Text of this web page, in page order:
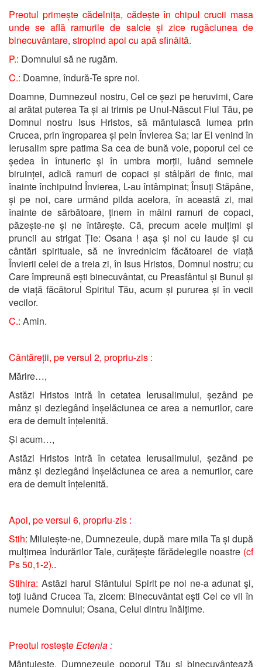
Preotul primește cădelnița, cădește în chipul crucii masa
unde se află ramurile de salcie și zice rugăciunea de
binecuvântare, stropind apoi cu apă sfinâită.
P.: Domnului să ne rugăm.
C.: Doamne, îndură-Te spre noi.
Doamne, Dumnezeul nostru, Cel ce șezi pe heruvimi, Care
ai arătat puterea Ta și ai trimis pe Unul-Născut Fiul Tău, pe
Domnul nostru Isus Hristos, să mântuiască lumea prin
Crucea, prin îngroparea și pein Învierea Sa; iar El venind în
Ierusalim spre patima Sa cea de bună voie, poporul cel ce
ședea în întuneric și în umbra morții, luând semnele
biruinței, adică ramuri de copaci și stâlpări de finic, mai
înainte închipuind Învierea, L-au întâmpinat; Însuți Stăpâne,
și pe noi, care urmând pilda acelora, în această zi, mai
înainte de sărbătoare, ținem în mâini ramuri de copaci,
păzește-ne și ne întărește. Că, precum acele mulțimi și
pruncii au strigat Ție: Osana ! așa și noi cu laude și cu
cântări spirituale, să ne învrednicim făcătoarei de viață
Învierii celei de a treia zi, în Isus Hristos, Domnul nostru; cu
Care împreună ești binecuvântat, cu Preasfântul și Bunul și
de viață făcătorul Spiritul Tău, acum și pururea și în vecii
vecilor.
C.: Amin.
Cântăreții, pe versul 2, propriu-zis :
Mărire…,
Astăzi Hristos intră în cetatea Ierusalimului, șezând pe
mânz și dezlegând înșelăciunea ce area a nemurilor, care
era de demult înțelenită.
Și acum…,
Astăzi Hristos intră în cetatea Ierusalimului, șezând pe
mânz și dezlegând înșelăciunea ce area a nemurilor, care
era de demult înțelenită.
Apoi, pe versul 6, propriu-zis :
Stih: Miluiește-ne, Dumnezeule, după mare mila Ta și după
mulțimea îndurărilor Tale, curățește fărădelegile noastre (cf
Ps 50,1-2)..
Stihira: Astăzi harul Sfântului Spirit pe noi ne-a adunat şi,
toţi luând Crucea Ta, zicem: Binecuvântat eşti Cel ce vii în
numele Domnului; Osana, Celui dintru înălţime.
Preotul rostește Ectenia :
Mântuiește, Dumnezeule poporul Tău și binecuvântează